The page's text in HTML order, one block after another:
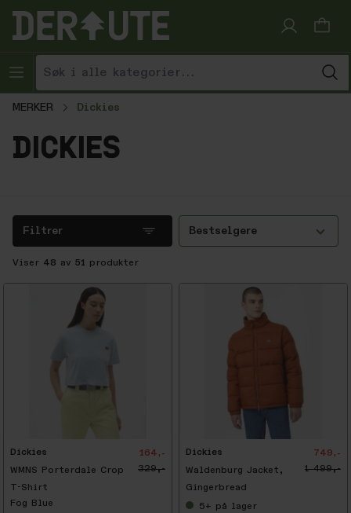
Hopp til innhold
MERKER Dickies
dickies
Filtrer Bestselgere
Viser 48 av 51 produkter
Dickies
WMNS Porterdale Crop
T-Shirt
164,-
329,-
Fog Blue
Dickies
Waldenburg Jacket,
Gingerbread
749,-
1 499,-
5+ på lager